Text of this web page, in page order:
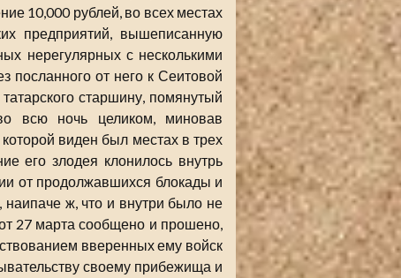
10,000 рублей, во всех местах
предприятий, вышеписанную
нерегулярных с несколькими
посланного от него к Сеитовой
старшину, помянутый
всю ночь целиком, миновав
виден был местах в трех
его злодея клонилось внутрь
от продолжавшихся блокады и
наипаче ж, что и внутри было не
27 марта сообщено и прошено,
вверенных ему войск
своему прибежища и